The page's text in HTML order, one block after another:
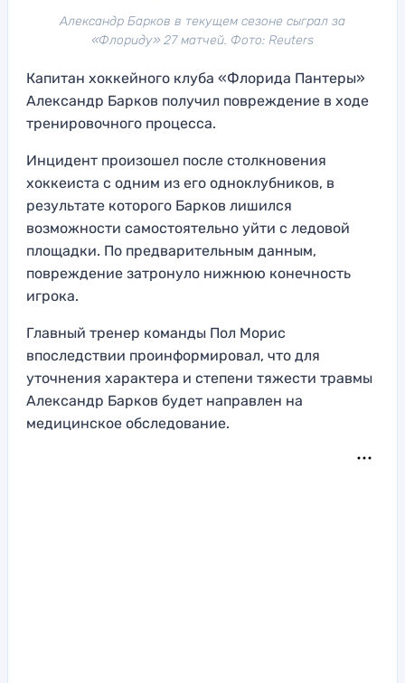
Александр Барков в текущем сезоне сыграл за
«Флориду» 27 матчей. Фото: Reuters
Капитан хоккейного клуба «Флорида Пантеры»
Александр Барков получил повреждение в ходе
тренировочного процесса.
Инцидент произошел после столкновения
хоккеиста с одним из его одноклубников, в
результате которого Барков лишился
возможности самостоятельно уйти с ледовой
площадки. По предварительным данным,
повреждение затронуло нижнюю конечность
игрока.
Главный тренер команды Пол Морис
впоследствии проинформировал, что для
уточнения характера и степени тяжести травмы
Александр Барков будет направлен на
медицинское обследование.